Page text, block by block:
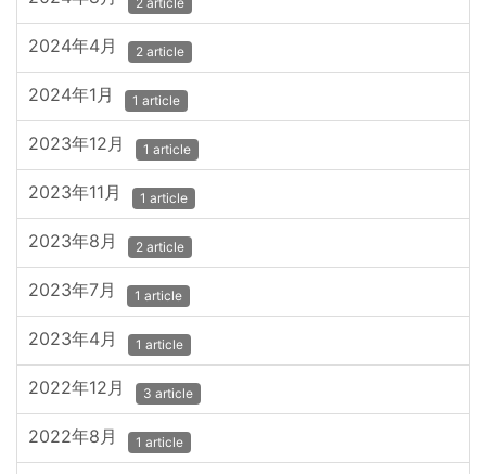
2024年4月 2 article
2024年1月 1 article
2023年12月 1 article
2023年11月 1 article
2023年8月 2 article
2023年7月 1 article
2023年4月 1 article
2022年12月 3 article
2022年8月 1 article